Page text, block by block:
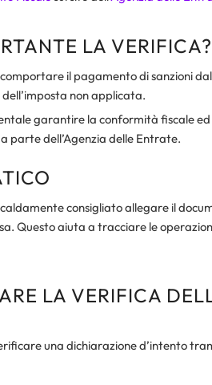
LA VERIFICA?
il pagamento di sanzioni
non applicata.
garantire la conformità fiscale
parte dell’Agenzia delle Entrate.
consigliato allegare il
Questo aiuta a tracciare le
LA VERIFICA
una dichiarazione d’intento